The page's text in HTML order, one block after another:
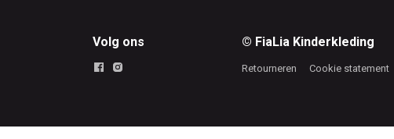
Volg ons © FiaLia Kinderkleding
Retourneren Cookie statement